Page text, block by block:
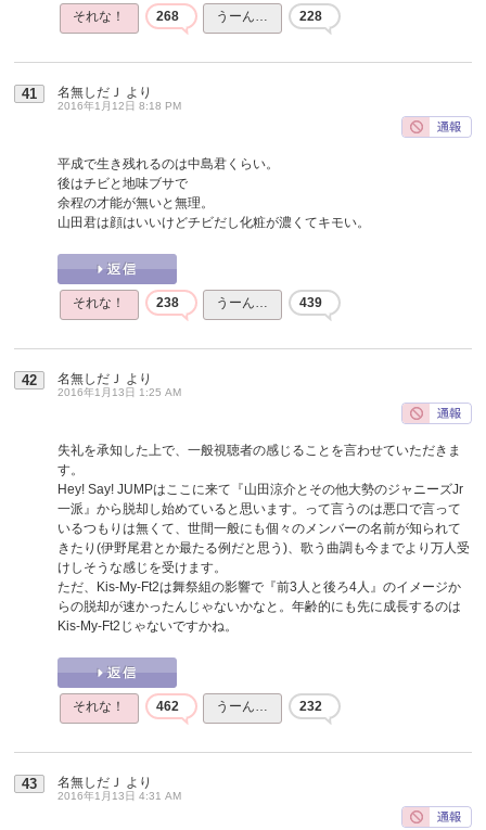
それな！ 268 うーん… 228
41 名無しだＪ より
2016年1月12日 8:18 PM
平成で生き残れるのは中島君くらい。
後はチビと地味ブサで
余程の才能が無いと無理。
山田君は顔はいいけどチビだし化粧が濃くてキモい。
それな！ 238 うーん… 439
42 名無しだＪ より
2016年1月13日 1:25 AM
失礼を承知した上で、一般視聴者の感じることを言わせていただきま
す。
Hey! Say! JUMPはここに来て『山田涼介とその他大勢のジャニーズJr
一派』から脱却し始めていると思います。って言うのは悪口で言って
いるつもりは無くて、世間一般にも個々のメンバーの名前が知られて
きたり(伊野尾君とか最たる例だと思う)、歌う曲調も今までより万人受
けしそうな感じを受けます。
ただ、Kis-My-Ft2は舞祭組の影響で『前3人と後ろ4人』のイメージか
らの脱却が速かったんじゃないかなと。年齢的にも先に成長するのは
Kis-My-Ft2じゃないですかね。
それな！ 462 うーん… 232
43 名無しだＪ より
2016年1月13日 4:31 AM